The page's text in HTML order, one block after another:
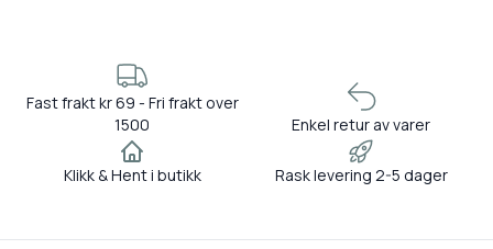
Fast frakt kr 69 - Fri frakt over
1500
Enkel retur av varer
Klikk & Hent i butikk Rask levering 2-5 dager